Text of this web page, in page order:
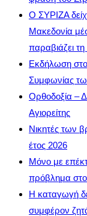
Ο ΣΥΡΙΖΑ
Μακεδονία
παραβιάζει
Εκδήλωση στο
Συμφωνίας
Ορθοδοξία –
Αγιορείτης
Νικητές των
έτος 2026
Μόνο με
πρόβλημα στο
Η καταγωγή
συμφέρον